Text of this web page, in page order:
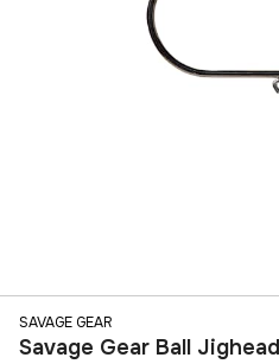
SAVAGE GEAR
Savage Gear Ball